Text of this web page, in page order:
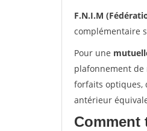
F.N.I.M
complémentaire
Pour une
plafonnement de
forfaits optiques,
antérieur
Comment